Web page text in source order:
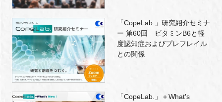
「CopeLab.」研究紹介セミナ
ー 第60回 ビタミンB6と軽
度認知症およびプレフレイル
との関係
「CopeLab.」＋What's